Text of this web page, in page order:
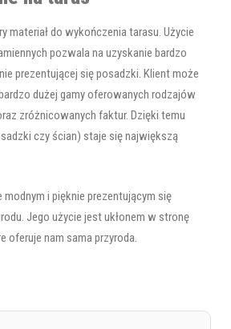
materiał do wykończenia tarasu. Użycie
pozwala na uzyskanie bardzo
prezentującej się posadzki. Klient może
dużej gamy oferowanych rodzajów
zróżnicowanych faktur. Dzięki temu
czy ścian) staje się największą
modnym i pięknie prezentującym się
Jego użycie jest ukłonem w stronę
oferuje nam sama przyroda.